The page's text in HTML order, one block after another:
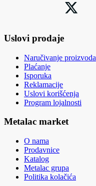
Uslovi prodaje
Naručivanje proizvoda
Plaćanje
Isporuka
Reklamacije
Uslovi korišćenja
Program lojalnosti
Metalac market
O nama
Prodavnice
Katalog
Metalac grupa
Politika kolačića